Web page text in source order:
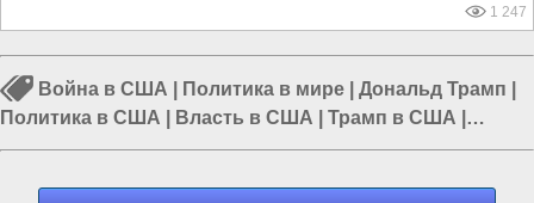
1 247
Война в США Политика в мире Дональд Трамп
Политика в США
Власть в США Трамп в США
Политика в Азии